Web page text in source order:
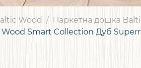
Wood
Паркетна дошка
Smart Collection Дуб